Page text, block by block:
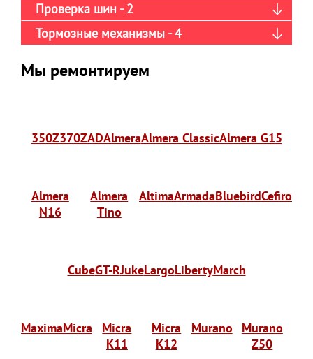
Проверка шин - 2
Тормозные механизмы - 4
Мы ремонтируем
350Z370ZADAlmeraAlmera ClassicAlmera G15
Almera
N16
Almera
Tino
AltimaArmadaBluebirdCefiro
CubeGT-RJukeLargoLibertyMarch
MaximaMicra
Micra
K11
Micra
K12
Murano
Murano
Z50